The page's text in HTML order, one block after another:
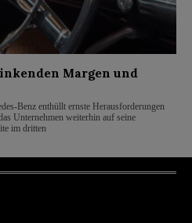
Margen und
Benz enthüllt ernste Herausforderungen
Unternehmen weiterhin auf seine
im dritten